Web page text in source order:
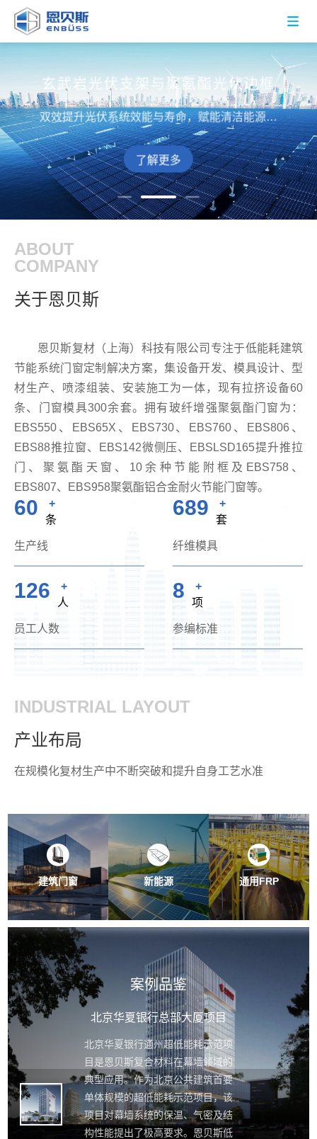
纤维增强复合材料拉挤型材定制解决
方案
纤维复合材料研发、生产与销售一体化，专注为客
户提供具有性价比产品与服务
了解更多
低能耗玻纤增强聚氨酯门窗及耐火窗
低碳环保，高强耐腐，水密气密风压隔音俱佳，助
力低能耗、零碳绿色建筑发展
了解更多
玄武岩光伏支架与聚氨酯光伏边框
双效提升光伏系统效能与寿命，赋能清洁能源发
展，为光伏事业降本增效
了解更多
纤维增强复合材料拉挤型材定制解决
方案
纤维复合材料研发、生产与销售一体化，专注为客
户提供具有性价比产品与服务
了解更多
低能耗玻纤增强聚氨酯门窗及耐火窗
低碳环保，高强耐腐，水密气密风压隔音俱佳，助
力低能耗、零碳绿色建筑发展
了解更多
ABOUT
COMPANY
关于恩贝斯
恩贝斯复材（上海）科技有限公司专注于低能耗建筑
节能系统门窗定制解决方案，集设备开发、模具设计、型
材生产、喷漆组装、安装施工为一体，现有拉挤设备60
条、门窗模具300余套。拥有玻纤增强聚氨酯门窗为：
EBS550、EBS65X、EBS730、EBS760、EBS806、
EBS88推拉窗、EBS142微侧压、EBSLSD165提升推拉
门、聚氨酯天窗、10余种节能附框及EBS758、
EBS807、EBS958聚氨酯铝合金耐火节能门窗等。
60
+
条
生产线
700
+
套
纤维模具
126
+
人
员工人数
8
+
项
参编标准
INDUSTRIAL LAYOUT
产业布局
在规模化复材生产中不断突破和提升自身工艺水准
建筑门窗 新能源 通用FRP
案例品鉴
北京华夏银行总部大厦项目
北京华夏银行通州超低能耗示范项
目是恩贝斯复合材料在幕墙领域的
典型应用。作为北京公共建筑首要
单体规模的超低能耗示范项目，该
项目对幕墙系统的保温、气密及结
构性能提出了极高要求。恩贝斯低